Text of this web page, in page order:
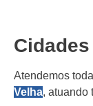
Atendemos
Velha, atuando